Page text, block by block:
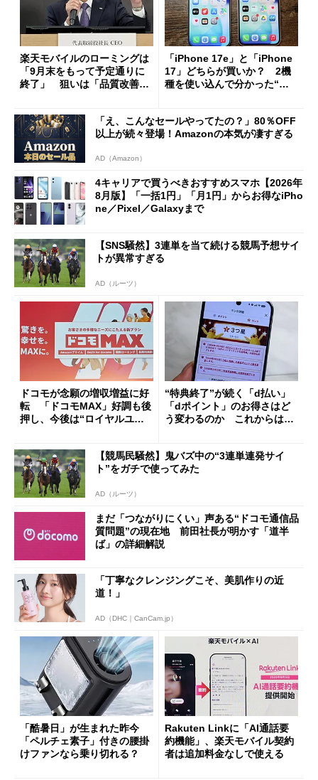
楽天モバイルのローミングは
「9月末をもって予定通りに
終了」 狙いは「品質改善」
も
「iPhone 17e」と「iPhone
17」どちらが買いか？ 2機
種を使い込んで分かった“ス
「え、こんなセールやってたの？」80％OFF
以上が続々登場！Amazonの本気が凄すぎる
AD（Amazon）
4キャリアで買うべきおすすめスマホ【2026年
8月版】「一括1円」「月1円」からお得なiPho
ne／Pixel／Galaxyまで
【SNS騒然】3連単を当て続ける競馬予想サイ
トが異常すぎる
AD（ルーツ）
ドコモが念願の増収増益に好
転 「ドコモMAX」好調も後
押し、今後は“ロイヤルユー
“特典終了”が続く「d払い」
「dポイント」のお得さはど
う変わるのか これからは
【競馬民騒然】鬼バズ中の“3連単連発サイ
ト”をガチで使ってみた
AD（ルーツ）
まだ「つながりにくい」声ある“ドコモ通信品
質問題”の現在地 前田社長が明かす「道半
ば」の詳細解説
「丁寧なクレンジングこそ、美肌作りの近
道！」
AD（DHC｜CanCam.jp）
「酷暑日」が生まれた昨今
「ペルチェ素子」付きの腰掛
けファンなら乗り切れる？
Rakuten Linkに「AI通話要
約機能」、楽天モバイル契約
者は追加料金なしで使える